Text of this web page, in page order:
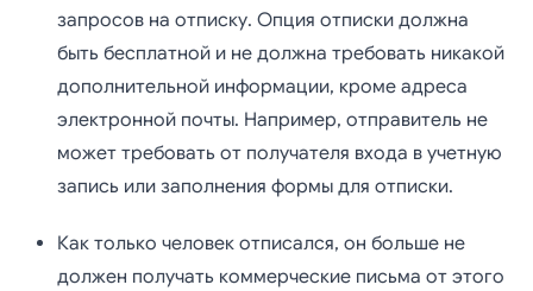
запросов на отписку. Опция отписки должна
быть бесплатной и не должна требовать никакой
дополнительной информации, кроме адреса
электронной почты. Например, отправитель не
может требовать от получателя входа в учетную
запись или заполнения формы для отписки.
Как только человек отписался, он больше не
должен получать коммерческие письма от этого